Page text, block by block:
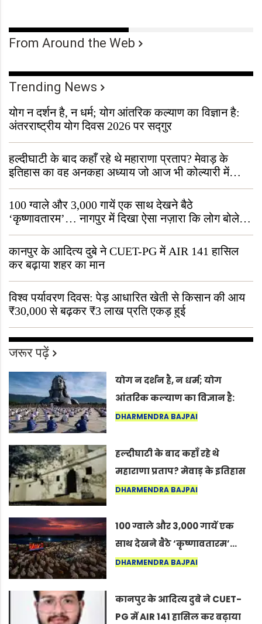
From Around the Web
Trending News
योग न दर्शन है, न धर्म; योग आंतरिक कल्याण का विज्ञान है:
अंतरराष्ट्रीय योग दिवस 2026 पर सद्गुर
हल्दीघाटी के बाद कहाँ रहे थे महाराणा प्रताप? मेवाड़ के
इतिहास का वह अनकहा अध्याय जो आज भी कोल्यारी में
जीवित है
100 ग्वाले और 3,000 गायें एक साथ देखने बैठे
‘कृष्णावतारम’… नागपुर में दिखा ऐसा नज़ारा कि लोग बोले,
“ऐसा तो सिर्फ़ कृष्ण ही कर सकते हैं”
कानपुर के आदित्य दुबे ने CUET-PG में AIR 141 हासिल
कर बढ़ाया शहर का मान
विश्व पर्यावरण दिवस: पेड़ आधारित खेती से किसान की आय
₹30,000 से बढ़कर ₹3 लाख प्रति एकड़ हुई
जरूर पढ़ें
योग न दर्शन है, न धर्म; योग
आंतरिक कल्याण का विज्ञान है:
अंतरराष्ट्रीय योग दिवस 2026 पर
DHARMENDRA BAJPAI
हल्दीघाटी के बाद कहाँ रहे थे
महाराणा प्रताप? मेवाड़ के इतिहास
का वह अनकहा अध्याय जो आज भी
DHARMENDRA BAJPAI
100 ग्वाले और 3,000 गायें एक
साथ देखने बैठे ‘कृष्णावतारम’…
नागपुर में दिखा ऐसा नज़ारा कि
कर सकते हैं”
DHARMENDRA BAJPAI
कानपुर के आदित्य दुबे ने CUET-
PG में AIR 141 हासिल कर बढ़ाया